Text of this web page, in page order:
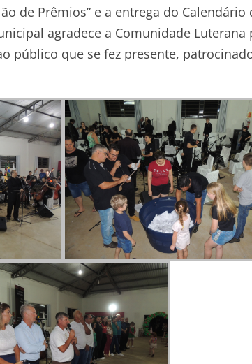
de Prêmios” e a entrega do Calendário
agradece a Comunidade Luterana
público que se fez presente,